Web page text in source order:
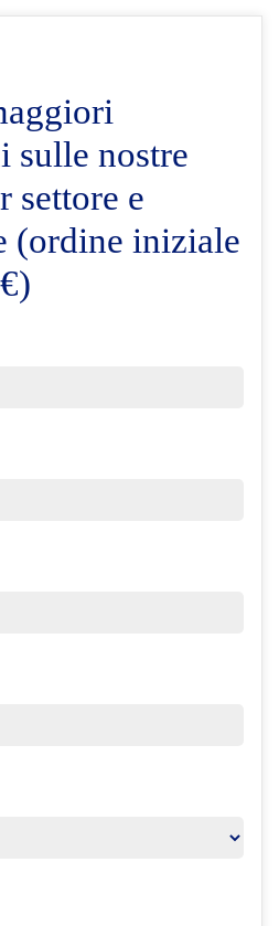
sulle nostre
settore e
(ordine iniziale